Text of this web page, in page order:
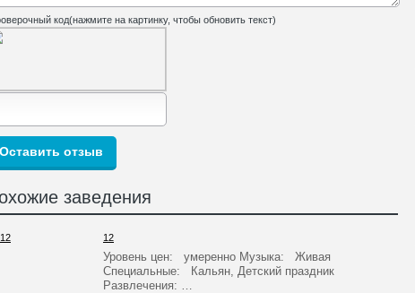
код(нажмите на картинку, чтобы обновить текст)
заведения
12
Уровень цен: умеренно Музыка: Живая
Специальные: Кальян, Детский праздник
Развлечения: …